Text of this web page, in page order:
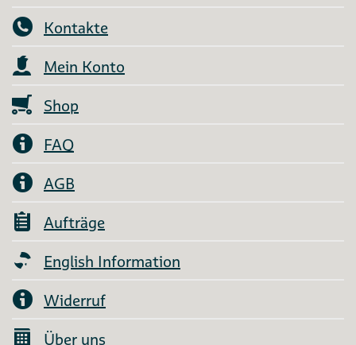
Kontakte
Mein Konto
Shop
FAQ
AGB
Aufträge
English Information
Widerruf
Über uns